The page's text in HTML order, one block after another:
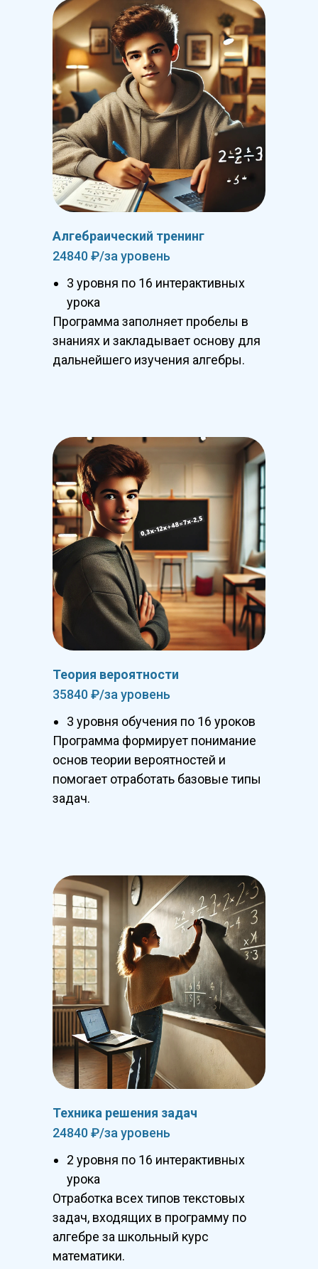
Теория вероятности
35840 ₽/за уровень
3 уровня обучения по 16 уроков
Программа формирует понимание
основ теории вероятностей и
помогает отработать базовые типы
задач.
Алгебраический тренинг
24840 ₽/за уровень
3 уровня по 16 интерактивных
урока
Программа заполняет пробелы в
знаниях и закладывает основу для
дальнейшего изучения алгебры.
Техника решения задач
24840 ₽/за уровень
2 уровня по 16 интерактивных
урока
Отработка всех типов текстовых
задач, входящих в программу по
алгебре за школьный курс
математики.